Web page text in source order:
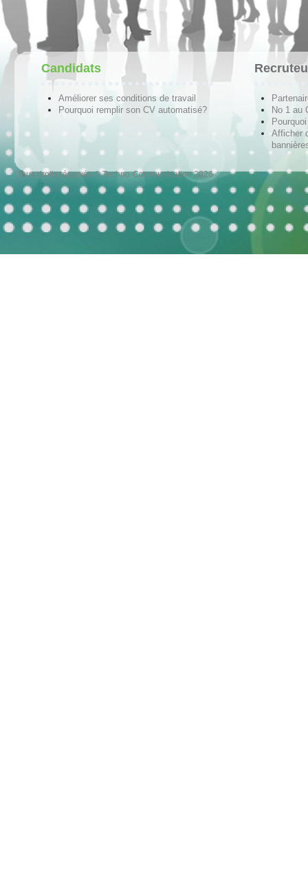
Candidats
Améliorer ses conditions de travail
Pourquoi remplir son CV automatisé?
No 1 au
Afficher
Tous droits réservés © Techno-Communication 2026